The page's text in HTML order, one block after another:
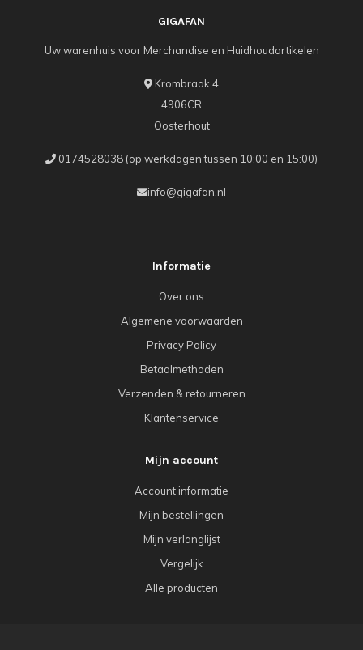
GIGAFAN
Uw warenhuis voor Merchandise en Huidhoudartikelen
Krombraak 4
4906CR
Oosterhout
0174528038 (op werkdagen tussen 10:00 en 15:00)
info@gigafan.nl
Informatie
Over ons
Algemene voorwaarden
Privacy Policy
Betaalmethoden
Verzenden & retourneren
Klantenservice
Mijn account
Account informatie
Mijn bestellingen
Mijn verlanglijst
Vergelijk
Alle producten